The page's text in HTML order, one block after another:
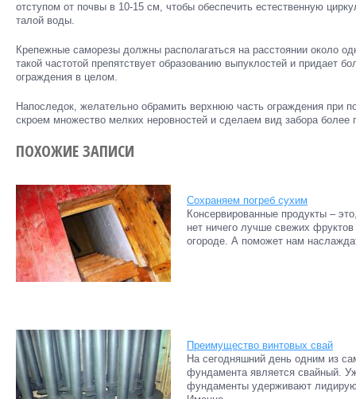
отступом от почвы в 10-15 см, чтобы обеспечить естественную
талой воды.
Крепежные саморезы должны располагаться на расстоянии около
такой частотой препятствует образованию выпуклостей и придает
ограждения в целом.
Напоследок, желательно обрамить верхнюю часть ограждения при
скроем множество мелких неровностей и сделаем вид забора более
ПОХОЖИЕ ЗАПИСИ
Сохраняем погреб сухим
Консервированные продукты –
нет ничего лучше свежих
огороде. А поможет нам
Преимущество винтовых свай
На сегодняшний день одним из
фундамента является свайный.
фундаменты удерживают